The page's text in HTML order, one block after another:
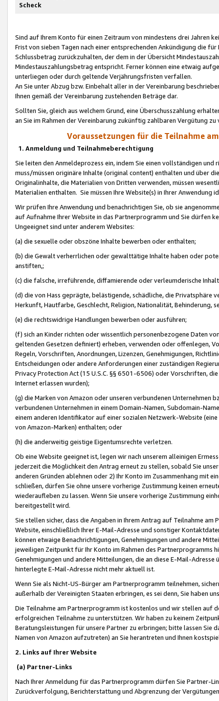
Scheck
Sind auf Ihrem Konto für einen Zeitraum von mindestens drei Jahren
Frist von sieben Tagen nach einer entsprechenden Ankündigung die
Schlussbetrag zurückzuhalten, der dem in der Übersicht
Mindestauszahlungsbetrag entspricht. Ferner können eine etwaig
unterliegen oder durch geltende Verjährungsfristen verfallen.
An Sie unter Abzug bzw. Einbehalt aller in der Vereinbarung
Ihnen gemäß der Vereinbarung zustehenden Beträge dar.
Sollten Sie, gleich aus welchem Grund, eine Überschusszahlung
an Sie im Rahmen der Vereinbarung zukünftig zahlbaren Vergütung zu
Voraussetzungen für die Teilnahme
1. Anmeldung und Teilnahmeberechtigung
Sie leiten den Anmeldeprozess ein, indem Sie einen vollständigen
muss/müssen originäre Inhalte (original content) enthalten und über
Originalinhalte, die Materialien von Dritten verwenden, müssen
Materialien enthalten. Sie müssen Ihre Website(s) in Ihrer Anwendung
Wir prüfen Ihre Anwendung und benachrichtigen Sie, ob sie
auf Aufnahme Ihrer Website in das Partnerprogramm und Sie dürfen
Ungeeignet sind unter anderem Websites:
(a) die sexuelle oder obszöne Inhalte bewerben oder enthalten;
(b) die Gewalt verherrlichen oder gewalttätige Inhalte haben oder
anstiften,;
(c) die falsche, irreführende, diffamierende oder verleumderische
(d) die von Hass geprägte, belästigende, schädliche, die Privatsphäre
Herkunft, Hautfarbe, Geschlecht, Religion, Nationalität, Behinderung,
(e) die rechtswidrige Handlungen bewerben oder ausführen;
(f) sich an Kinder richten oder wissentlich personenbezogene Daten
geltenden Gesetzen definiert) erheben, verwenden oder offenlegen,
Regeln, Vorschriften, Anordnungen, Lizenzen, Genehmigungen,
Entscheidungen oder andere Anforderungen einer zuständigen
Privacy Protection Act (15 U.S.C. §§ 6501-6506) oder Vorschriften,
Internet erlassen wurden);
(g) die Marken von Amazon oder unseren verbundenen Unternehmen
verbundenen Unternehmen in einem Domain-Namen, Subdomain-
einem anderen Identifikator auf einer sozialen Netzwerk-Website
von Amazon-Marken) enthalten; oder
(h) die anderweitig geistige Eigentumsrechte verletzen.
Ob eine Website geeignet ist, legen wir nach unserem alleinigen
jederzeit die Möglichkeit den Antrag erneut zu stellen, sobald Sie
anderen Gründen ablehnen oder 2) Ihr Konto im Zusammenhang mit
schließen, dürfen Sie ohne unsere vorherige Zustimmung keinen
wiederaufleben zu lassen. Wenn Sie unsere vorherige Zustimmung
bereitgestellt wird.
Sie stellen sicher, dass die Angaben in Ihrem Antrag auf Teilnahme
Website, einschließlich Ihrer E-Mail-Adresse und sonstiger
können etwaige Benachrichtigungen, Genehmigungen und andere
jeweiligen Zeitpunkt für Ihr Konto im Rahmen des Partnerprogramms
Genehmigungen und andere Mitteilungen, die an diese E-Mail-
hinterlegte E-Mail-Adresse nicht mehr aktuell ist.
Wenn Sie als Nicht-US-Bürger am Partnerprogramm teilnehmen,
außerhalb der Vereinigten Staaten erbringen, es sei denn, Sie haben
Die Teilnahme am Partnerprogramm ist kostenlos und wir stellen auf
erfolgreichen Teilnahme zu unterstützen. Wir haben zu keinem
Beratungsleistungen für unsere Partner zu erbringen; bitte lassen Sie
Namen von Amazon aufzutreten) an Sie herantreten und Ihnen
2. Links auf Ihrer Website
(a) Partner-Links
Nach Ihrer Anmeldung für das Partnerprogramm dürfen Sie Partner-
Zurückverfolgung, Berichterstattung und Abgrenzung der